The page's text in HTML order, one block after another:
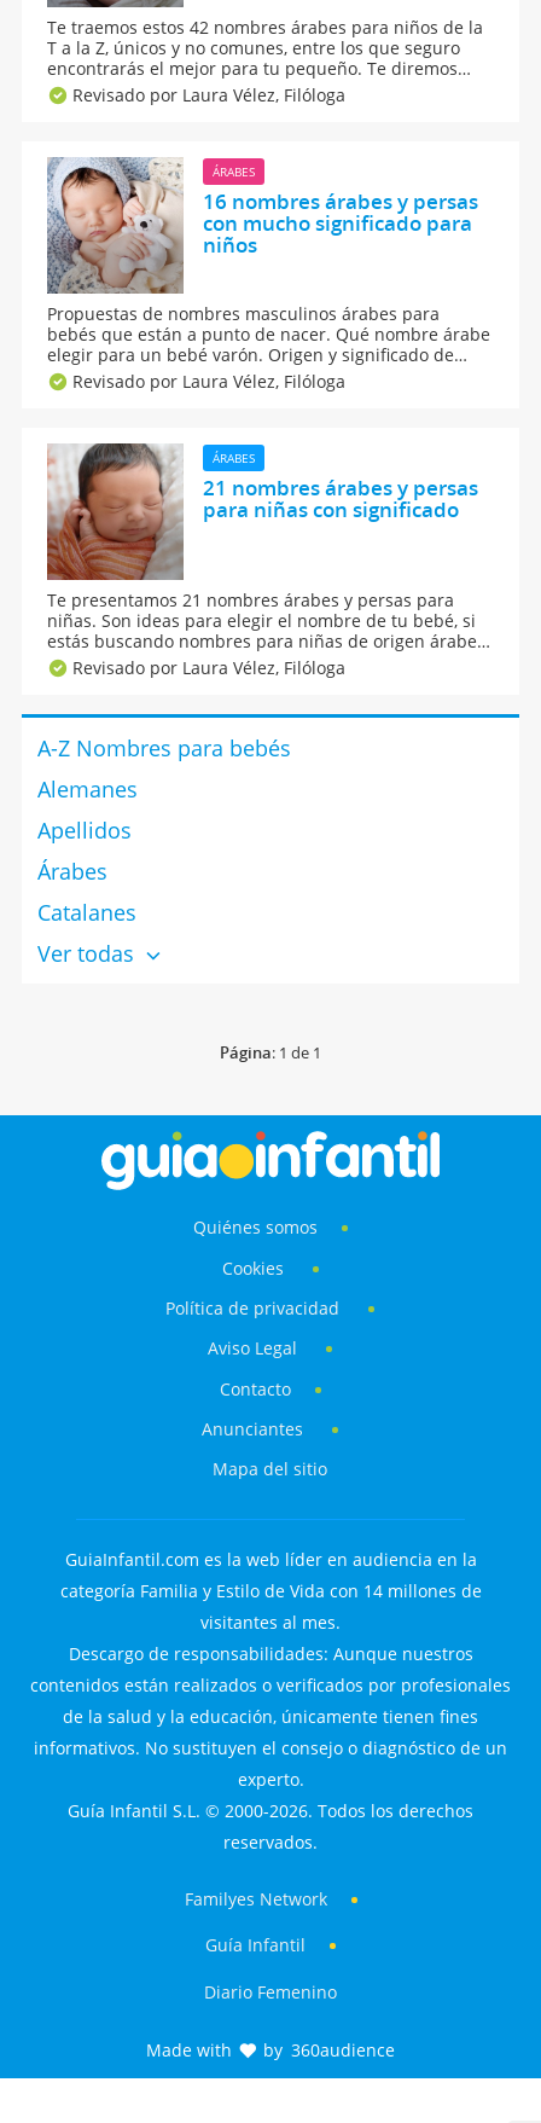
Te traemos estos 42 nombres árabes para niños de la
T a la Z, únicos y no comunes, entre los que seguro
encontrarás el mejor para tu pequeño. Te diremos
qué significa cada uno y con esta información podrás
elegir de manera más consciente. Son nombres para
Revisado por Laura Vélez, Filóloga
ÁRABES
16 nombres árabes y persas
con mucho significado para
niños
Propuestas de nombres masculinos árabes para
bebés que están a punto de nacer. Qué nombre árabe
elegir para un bebé varón. Origen y significado de
todos los nombres árabes de bebés. Te contamos los
10 nombres árabes para niño más populares y
Revisado por Laura Vélez, Filóloga
ÁRABES
21 nombres árabes y persas
para niñas con significado
Te presentamos 21 nombres árabes y persas para
niñas. Son ideas para elegir el nombre de tu bebé, si
estás buscando nombres para niñas de origen árabe
consulta este listado de nombres árabes femeninos.
Seguramente alguno te sorprenderá porque no sabías
Revisado por Laura Vélez, Filóloga
A-Z Nombres para bebés
Alemanes
Apellidos
Árabes
Catalanes
Ver todas
Página: 1 de 1
Quiénes somos
Cookies
Política de privacidad
Aviso Legal
Contacto
Anunciantes
Mapa del sitio
GuiaInfantil.com es la web líder en audiencia en la
categoría Familia y Estilo de Vida con 14 millones de
visitantes al mes.
Descargo de responsabilidades: Aunque nuestros
contenidos están realizados o verificados por profesionales
de la salud y la educación, únicamente tienen fines
informativos. No sustituyen el consejo o diagnóstico de un
experto.
Guía Infantil S.L. © 2000-2026. Todos los derechos
reservados.
Familyes Network
Guía Infantil
Diario Femenino
Made with by 360audience